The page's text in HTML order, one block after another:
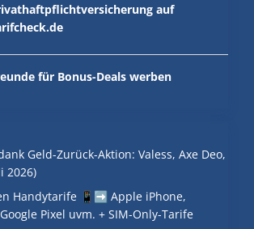
auf
für Bonus-Deals werben
Geld-Zurück-Aktion: Valess, Axe Deo,
2026)
Handytarife 📱➡️ Apple iPhone,
Pixel uvm. + SIM-Only-Tarife